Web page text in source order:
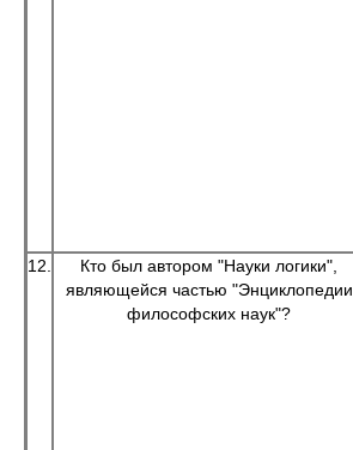
12.
Кто был автором "Науки логики",
являющейся частью "Энциклопедии
философских наук"?